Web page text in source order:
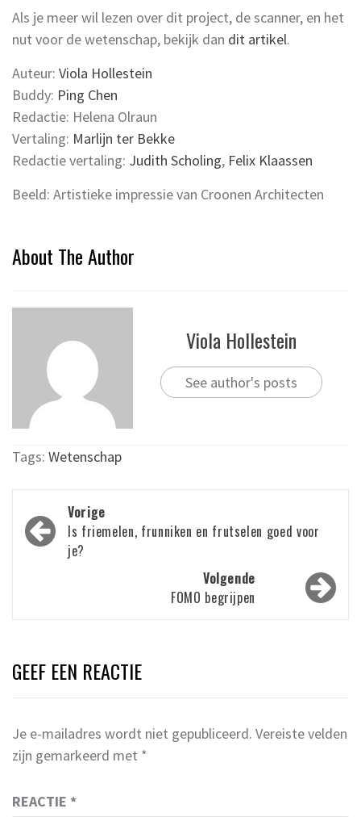
Als je meer wil lezen over dit project, de scanner, en het
nut voor de wetenschap, bekijk dan dit artikel.
Auteur: Viola Hollestein
Buddy: Ping Chen
Redactie: Helena Olraun
Vertaling: Marlijn ter Bekke
Redactie vertaling: Judith Scholing, Felix Klaassen
Beeld: Artistieke impressie van Croonen Architecten
About The Author
Viola Hollestein
See author's posts
Tags: Wetenschap
Bericht
navigatie
Vorige
Is friemelen, frunniken en frutselen goed voor
je?
Volgende
FOMO begrijpen
GEEF EEN REACTIE
Je e-mailadres wordt niet gepubliceerd. Vereiste velden
zijn gemarkeerd met *
REACTIE *